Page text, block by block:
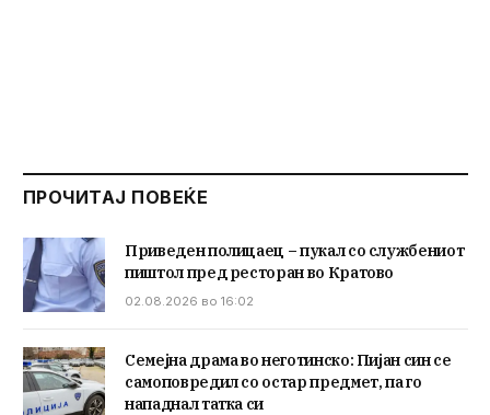
ПРОЧИТАЈ ПОВЕЌЕ
Приведен полицаец – пукал со службениот
пиштол пред ресторан во Кратово
02.08.2026 во 16:02
Семејна драма во неготинско: Пијан син се
самоповредил со остар предмет, па го
нападнал татка си